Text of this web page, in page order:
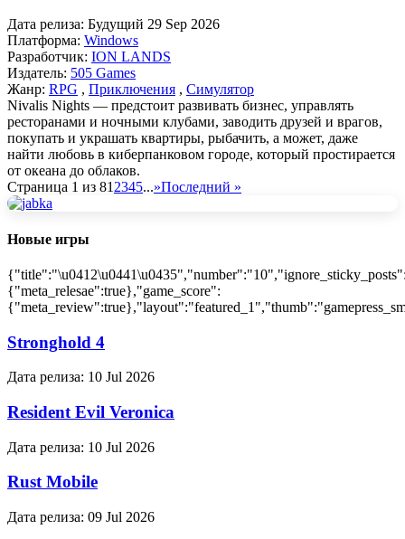
Дата релиза: Будущий 29 Sep 2026
Платформа: Windows
Разработчик: ION LANDS
Издатель: 505 Games
Жанр: RPG , Приключения , Симулятор
Nivalis Nights — предстоит развивать бизнес, управлять
ресторанами и ночными клубами, заводить друзей и врагов,
покупать и украшать квартиры, рыбачить, а может, даже
найти любовь в киберпанковом городе, который простирается
от океана до облаков.
Страница 1 из 812345...»Последний »
Новые игры
{"meta_relesae":true},"game_score":
Stronghold 4
Дата релиза: 10 Jul 2026
Resident Evil Veronica
Дата релиза: 10 Jul 2026
Rust Mobile
Дата релиза: 09 Jul 2026